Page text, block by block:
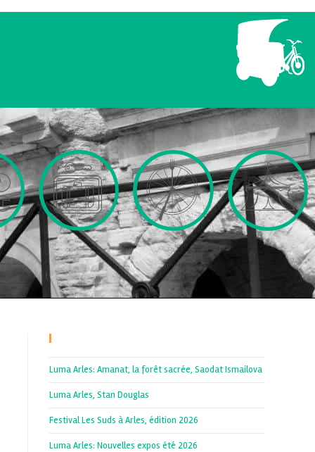
Luma Arles: Amanat, la forêt sacrée, Saodat Ismailova
Luma Arles, Stan Douglas
Festival Les Suds à Arles, édition 2026
Luma Arles: Nouvelles expos été 2026